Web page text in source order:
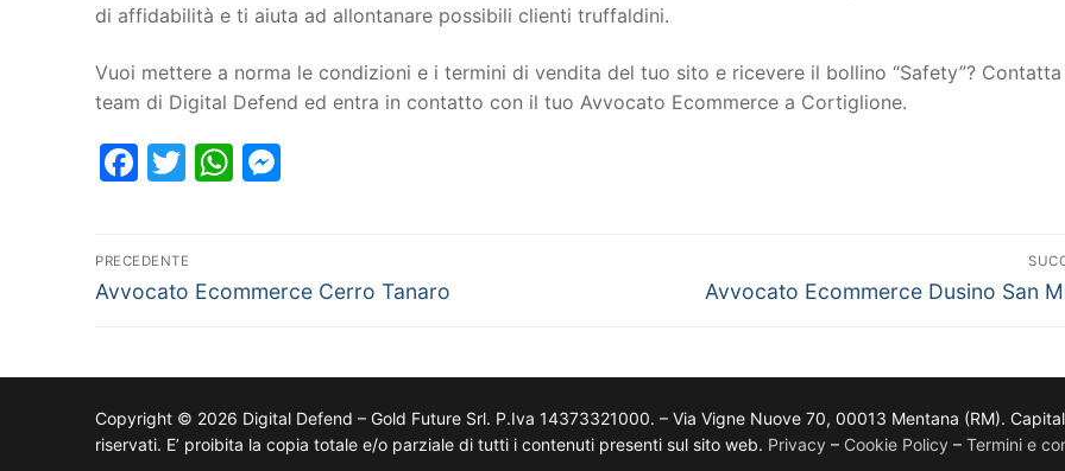
di affidabilità e ti aiuta ad allontanare possibili clienti truffaldini.
Vuoi mettere a norma le condizioni e i termini di vendita del tuo sito e ricevere il bollino “Safety”? Contatta
team di Digital Defend ed entra in contatto con il tuo Avvocato Ecommerce a Cortiglione.
Facebook
TwitterWhatsApp
PRECEDENTE
Avvocato Ecommerce Cerro Tanaro Avvocato Ecommerce Dusino San
Copyright © 2026 Digital Defend – Gold Future Srl. P.Iva 14373321000. – Via Vigne Nuove 70, 00013 Mentana (RM).
riservati. E’ proibita la copia totale e/o parziale di tutti i contenuti presenti sul sito web. Privacy – Cookie Policy – Termini e